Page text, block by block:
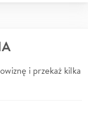
i przekaż kilka